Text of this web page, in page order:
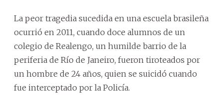
La peor tragedia sucedida en una escuela brasileña
ocurrió en 2011, cuando doce alumnos de un
colegio de Realengo, un humilde barrio de la
periferia de Río de Janeiro, fueron tiroteados por
un hombre de 24 años, quien se suicidó cuando
fue interceptado por la Policía.